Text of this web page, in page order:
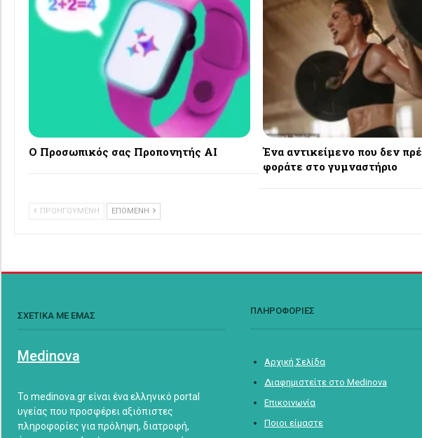
Ο Προσωπικός σας Προπονητής AI
Ένα αντικείμενο που δεν
φοράτε στο γυμναστήριο
ΠΡΟΗΓΟΥΜΕΝΗ ΕΠΟΜΕΝΗ
ΣΧΕΤΙΚΑ ΜΕ ΕΜΑΣ
Medinova
Το medinova.gr είναι ένα ελληνικό portal
υγείας που προσφέρει αξιόπιστες
πληροφορίες για πρόληψη, διατροφή,
ΠΛΗΡΟΦΟΡΙΕΣ
Αρχική Σελίδα
Διαφημιστείτε στο Medinova
Επικοινωνία
Ποιοι είμαστε